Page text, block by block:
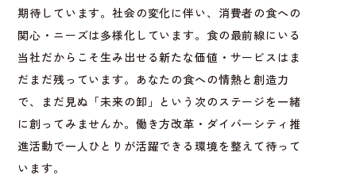
期待しています。社会の変化に伴い、消費者の食への
関心・ニーズは多様化しています。食の最前線にいる
当社だからこそ生み出せる新たな価値・サービスはま
だまだ残っています。あなたの食への情熱と創造力
で、まだ見ぬ「未来の卸」という次のステージを一緒
に創ってみませんか。働き方改革・ダイバーシティ推
進活動で一人ひとりが活躍できる環境を整えて待って
います。